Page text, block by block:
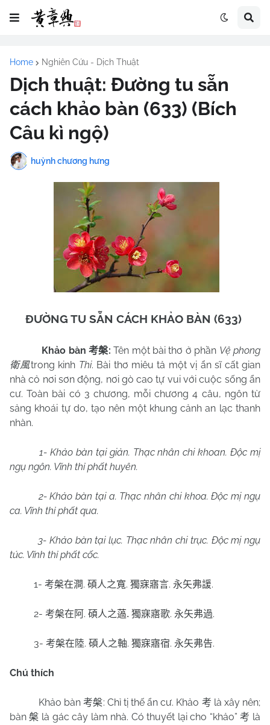
Home Nghiên Cứu - Dịch Thuật
Dịch thuật: Đường tu sẵn
cách khảo bàn (633) (Bích
Câu kì ngộ)
huỳnh chương hưng
ĐƯỜNG TU SẴN CÁCH KHẢO BÀN (633)
Khảo bàn 考槃:Tên một bài thơ ở phần Vệ phong
衛風trong kinh Thi. Bài thơ miêu tả một vị ẩn sĩ cất gian
nhà cỏ nơi sơn động, nơi gò cao tự vui với cuộc sống ẩn
cư. Toàn bài có 3 chương, mỗi chương 4 câu, ngôn từ
sảng khoái tự do, tạo nên một khung cảnh an lạc thanh
nhàn.
1- Khảo bàn tại giản. Thạc nhân chi khoan. Độc mị
ngụ ngôn. Vĩnh thỉ phất huyên.
2- Khảo bàn tại a. Thạc nhân chi khoa. Độc mị ngụ
ca. Vĩnh thỉ phất qua.
3- Khảo bàn tại lục. Thạc nhân chi trục. Độc mị ngụ
túc. Vĩnh thỉ phất cốc.
1- 考槃在澗. 碩人之寬. 獨寐寤言. 永矢弗諼.
2- 考槃在阿. 碩人之薖. 獨寐寤歌. 永矢弗過.
3- 考槃在陸. 碩人之軸. 獨寐寤宿. 永矢弗告.
Chú thích
Khảo bàn考槃: Chỉ tị thế ẩn cư. Khảo 考 là xây nên;
bàn槃 là gác cây làm nhà. Có thuyết lại cho “khảo”考 là